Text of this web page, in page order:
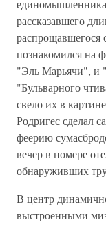
единомышленника
рассказавшего
познакомился на
"Эль Марьячи", и
"Бульварного
свело их в
Родригес сделал
феерию
вечер в номере
обнаруживших
В центр
выстроенными